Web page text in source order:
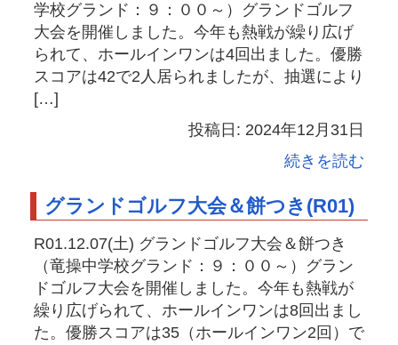
学校グランド：９：００～）グランドゴルフ
大会を開催しました。今年も熱戦が繰り広げ
られて、ホールインワンは4回出ました。優勝
スコアは42で2人居られましたが、抽選により
[…]
投稿日: 2024年12月31日
続きを読む
グランドゴルフ大会＆餅つき(R01)
R01.12.07(土) グランドゴルフ大会＆餅つき
（竜操中学校グランド：９：００～）グラン
ドゴルフ大会を開催しました。今年も熱戦が
繰り広げられて、ホールインワンは8回出まし
た。優勝スコアは35（ホールインワン2回）で